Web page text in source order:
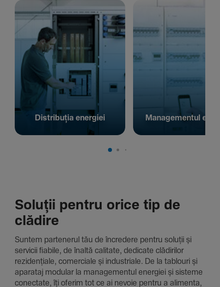
Distribuția energiei Managementul
Soluții pentru orice tip de
clădire
Suntem parte­nerul tău de încre­dere pentru soluții și
servicii fiabile, de înaltă cali­tate, dedi­cate clădi­rilor
rezi­den­țiale, comer­ciale și indus­triale. De la tablouri și
aparataj modular la managementul energiei și sisteme
conec­tate, îți oferim tot ce ai nevoie pentru a alimenta,